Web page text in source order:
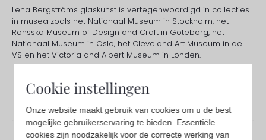
Lena Bergströms glaskunst is vertegenwoordigd in collecties
in musea zoals het Nationaal Museum in Stockholm, het
Röhsska Museum of Design and Craft in Göteborg, het
Nationaal Museum in Oslo, het Cleveland Art Museum in de
VS en het Victoria and Albert Museum in Londen.
Cookie instellingen
Onze website maakt gebruik van cookies om u de best
mogelijke gebruikerservaring te bieden. Essentiële
cookies zijn noodzakelijk voor de correcte werking van